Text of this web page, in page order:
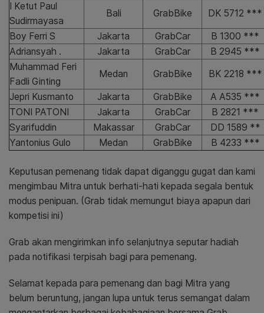
I Ketut Paul
Sudirmayasa
Bali GrabBike DK 5712 ***
Boy Ferri S Jakarta GrabCar
B 1300 ***
Adriansyah .
Jakarta GrabCar
B 2945 ***
Muhammad Feri
Fadli Ginting
Medan GrabBike BK 2218 ***
Jepri Kusmanto Jakarta GrabBike
A A535 ***
TONI PATONI
Jakarta GrabCar
B 2821 ***
Syarifuddin
Makassar GrabCar
DD 1589 **
Yantonius Gulo
Medan GrabBike B 4233 ***
Keputusan pemenang tidak dapat diganggu gugat dan kami
mengimbau Mitra untuk berhati-hati kepada segala bentuk
modus penipuan. (Grab tidak memungut biaya apapun dari
kompetisi ini)
Grab akan mengirimkan info selanjutnya seputar hadiah
pada notifikasi terpisah bagi para pemenang.
Selamat kepada para pemenang dan bagi Mitra yang
belum beruntung, jangan lupa untuk terus semangat dalam